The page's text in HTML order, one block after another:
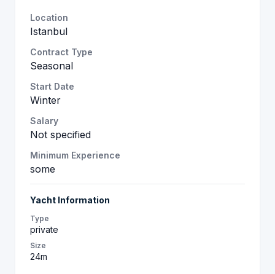
Location
Istanbul
Contract Type
Seasonal
Start Date
Winter
Salary
Not specified
Minimum Experience
some
Yacht Information
Type
private
Size
24m